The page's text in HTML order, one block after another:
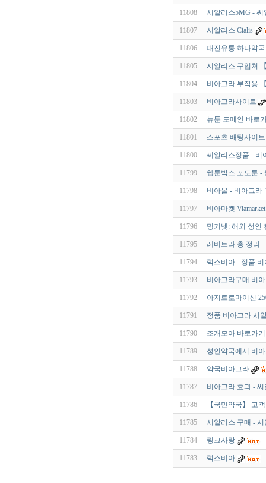
11808 시알리스5MG -
11807 시알리스 Cialis
11806 대진유통 하나약국
11805 시알리스 구입처
11804 비아그라 부작용
11803 비아그라사이트
11802 뉴툰 도메인 바로
11801 스포츠 배팅사이
11800 씨알리스정품 - 비
11799 웹툰박스 포토툰
11798 비아몰 - 비아그라
11797 비아마켓 Viamarket
11796 밍키넷: 해외 성인
11795 레비트라 총 정리
11794 럭스비아 - 정품
11793 비아그라구매 비
11792 아지트로마이신
11791 정품 비아그라 시
11790 조개모아 바로가
11789 성인약국에서 비
11788 약국비아그라
11787 비아그라 효과 -
11786 【국민약국】 고
11785 시알리스 구매 - 시
11784 링크사랑
11783 럭스비아